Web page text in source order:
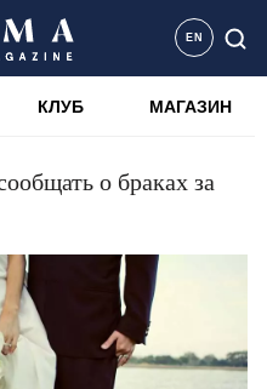
EN
КЛУБ МАГАЗИН
о браках за